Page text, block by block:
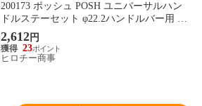
200173 ポッシュ POSH ユニバーサルハン
ドルステーセット φ22.2ハンドルバー用 M6
シルバー
2,612円
23
ヒロチー商事